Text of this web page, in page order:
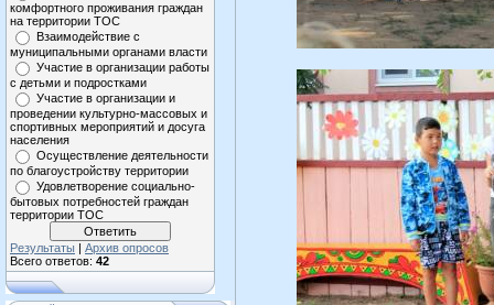
комфортного проживания граждан
на территории ТОС
Взаимодействие с
муниципальными органами власти
Участие в организации работы
с детьми и подростками
Участие в организации и
проведении культурно-массовых и
спортивных мероприятий и досуга
населения
Осуществление деятельности
по благоустройству территории
Удовлетворение социально-
бытовых потребностей граждан
территории ТОС
Результаты | Архив опросов
Всего ответов: 42